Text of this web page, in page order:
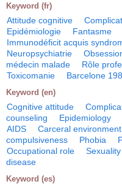
Keyword (fr)
Attitude cognitive
Epidémiologie
Fantasme
Immunodéficit acquis
Neuropsychiatrie
médecin malade
Rôle
Toxicomanie
Barcelone
Keyword (en)
Cognitive attitude
counseling
Epidemiology
AIDS
Carceral environment
compulsiveness
Phobia
Occupational role
Sexuality
disease
Keyword (es)